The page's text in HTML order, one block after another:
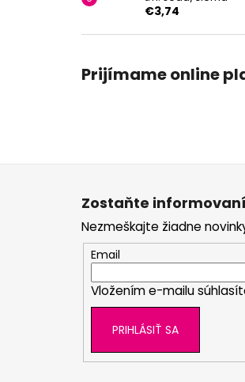
€3,74
Prijímame online
Zostaňte informovaní
Nezmeškajte žiadne
Email
Vložením e-mailu
PRIHLÁSIŤ SA